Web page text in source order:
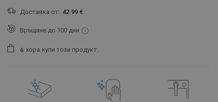
Доставка от: 42.99 €
Връщане до 100 дни
6 хора купи този продукт.